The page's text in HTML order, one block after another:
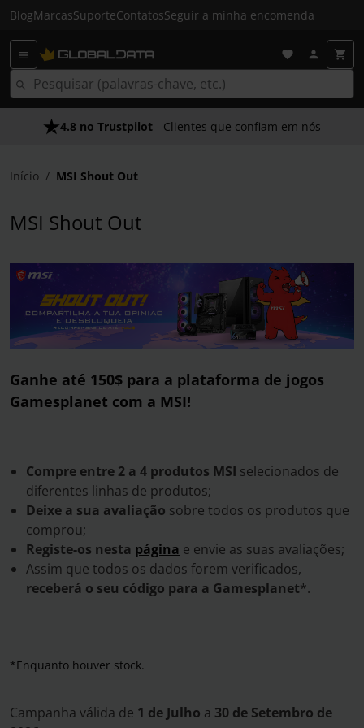
BlogMarcasSuporteContatosSeguir a minha encomenda
4.8 no Trustpilot - Clientes que confiam em nós
Início MSI Shout Out
MSI Shout Out
Ganhe até 150$ para a plataforma de jogos
Gamesplanet com a MSI!
Compre entre 2 a 4 produtos MSI selecionados de
diferentes linhas de produtos;
Deixe a sua avaliação sobre todos os produtos que
comprou;
Registe-os nesta página e envie as suas avaliações;
Assim que todos os dados forem verificados,
receberá o seu código para a Gamesplanet*.
*Enquanto houver stock.
Campanha válida de 1 de Julho a 30 de Setembro de